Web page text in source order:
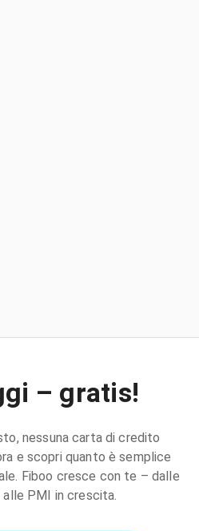
– gratis!
nessuna carta di credito
e scopri quanto è semplice
Fiboo cresce con te – dalle
PMI in crescita.